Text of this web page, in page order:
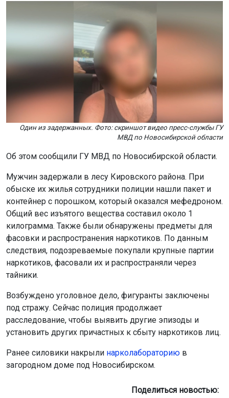
Один из задержанных. Фото: скриншот видео пресс-службы ГУ
МВД по Новосибирской области
Об этом сообщили ГУ МВД по Новосибирской области.
Мужчин задержали в лесу Кировского района. При
обыске их жилья сотрудники полиции нашли пакет и
контейнер с порошком, который оказался мефедроном.
Общий вес изъятого вещества составил около 1
килограмма. Также были обнаружены предметы для
фасовки и распространения наркотиков. По данным
следствия, подозреваемые покупали крупные партии
наркотиков, фасовали их и распространяли через
тайники.
Возбуждено уголовное дело, фигуранты заключены
под стражу. Сейчас полиция продолжает
расследование, чтобы выявить другие эпизоды и
установить других причастных к сбыту наркотиков лиц.
Ранее силовики накрыли нарколабораторию в
загородном доме под Новосибирском.
Поделиться новостью: